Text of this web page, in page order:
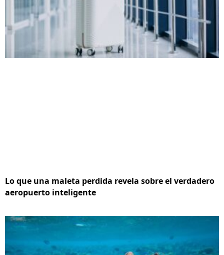
Lo que una maleta perdida revela sobre el verdadero
aeropuerto inteligente